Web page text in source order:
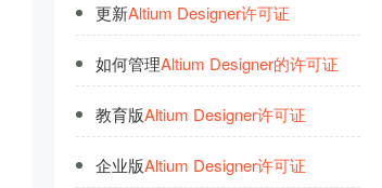
更新Altium Designer许可证
如何管理Altium Designer的许可证
教育版Altium Designer许可证
企业版Altium Designer许可证